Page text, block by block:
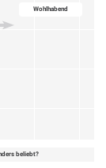
Wohlhabend
beliebt?